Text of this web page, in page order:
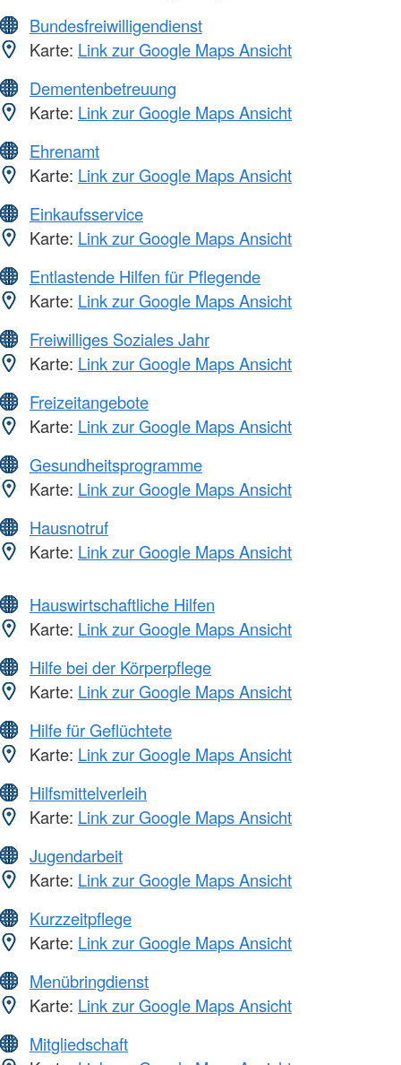
Bundesfreiwilligendienst
Karte: Link zur Google Maps Ansicht
Dementenbetreuung
Karte: Link zur Google Maps Ansicht
Ehrenamt
Karte: Link zur Google Maps Ansicht
Einkaufsservice
Karte: Link zur Google Maps Ansicht
Entlastende Hilfen für Pflegende
Karte: Link zur Google Maps Ansicht
Freiwilliges Soziales Jahr
Karte: Link zur Google Maps Ansicht
Freizeitangebote
Karte: Link zur Google Maps Ansicht
Gesundheitsprogramme
Karte: Link zur Google Maps Ansicht
Hausnotruf
Karte: Link zur Google Maps Ansicht
Hauswirtschaftliche Hilfen
Karte: Link zur Google Maps Ansicht
Hilfe bei der Körperpflege
Karte: Link zur Google Maps Ansicht
Hilfe für Geflüchtete
Karte: Link zur Google Maps Ansicht
Hilfsmittelverleih
Karte: Link zur Google Maps Ansicht
Jugendarbeit
Karte: Link zur Google Maps Ansicht
Kurzzeitpflege
Karte: Link zur Google Maps Ansicht
Menübringdienst
Karte: Link zur Google Maps Ansicht
Mitgliedschaft